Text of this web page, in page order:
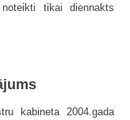
tikai diennakts
kabineta 2004.gada